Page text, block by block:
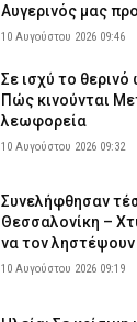
Αυγερινός μας
10 Αυγούστου 2026 09:46
Σε ισχύ το
Πώς κινούνται
λεωφορεία
10 Αυγούστου 2026 09:32
Συνελήφθησαν
Θεσσαλονίκη –
να τον ληστέψουν
10 Αυγούστου 2026 09:19